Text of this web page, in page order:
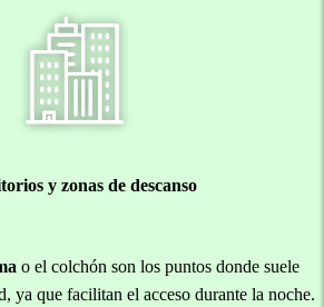
y zonas de descanso
o el colchón son los puntos donde suele
ya que facilitan el acceso durante la noche.